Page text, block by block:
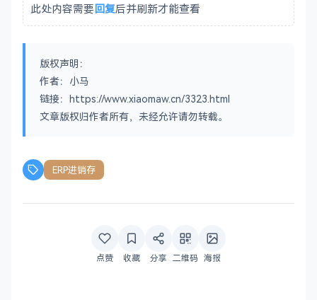
此处内容需要回复后并刷新才能查看
版权声明：
作者：小马
链接：https://www.xiaomaw.cn/3323.html
文章版权归作者所有，未经允许请勿转载。
ERP进销存
点赞 收藏 分享 二维码 海报